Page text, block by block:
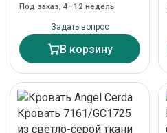
Под заказ, 4–12 недель
Задать вопрос
В корзину